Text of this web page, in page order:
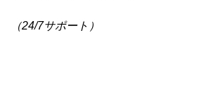
（24/7サポート ）